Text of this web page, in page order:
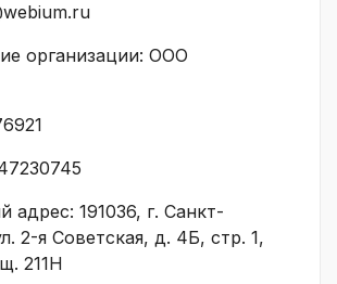
организации: ООО
адрес: 191036, г. Санкт-
2-я Советская, д. 4Б, стр. 1,
211Н